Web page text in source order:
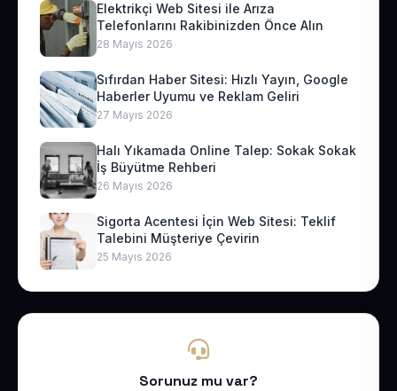
Elektrikçi Web Sitesi ile Arıza
Telefonlarını Rakibinizden Önce Alın
28 Mayıs 2026
Sıfırdan Haber Sitesi: Hızlı Yayın, Google
Haberler Uyumu ve Reklam Geliri
27 Mayıs 2026
Halı Yıkamada Online Talep: Sokak Sokak
İş Büyütme Rehberi
26 Mayıs 2026
Sigorta Acentesi İçin Web Sitesi: Teklif
Talebini Müşteriye Çevirin
25 Mayıs 2026
Sorunuz mu var?